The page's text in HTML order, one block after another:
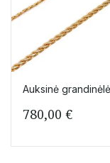
Auksinė
780,00 €